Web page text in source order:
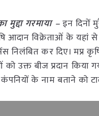
गरमाया –इन दिनों
आदान विक्रेताओं के यहां
कर दिए। मप्र
उक्त बीज प्रदान किया
के नाम बताने को